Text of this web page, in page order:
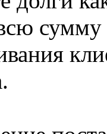
сумму